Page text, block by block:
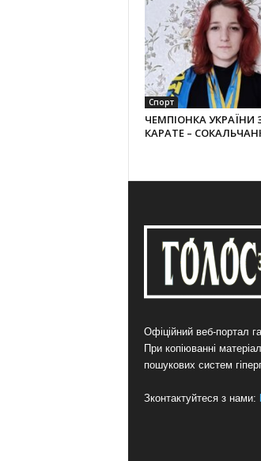
Спорт
ЧЕМПІОНКА УКРАЇНИ
КАРАТЕ –
Офіційний веб-портал
При копіюванні
пошукових систем
Зконтактуйтеся з нами: